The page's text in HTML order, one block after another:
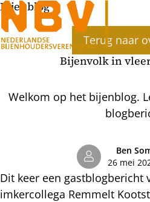
Bijenblog
Terug naar
Bijenvolk in
Welkom op het bijenblog.
Ben
26 mei
Dit keer een gastblogbericht
imkercollega Remmelt